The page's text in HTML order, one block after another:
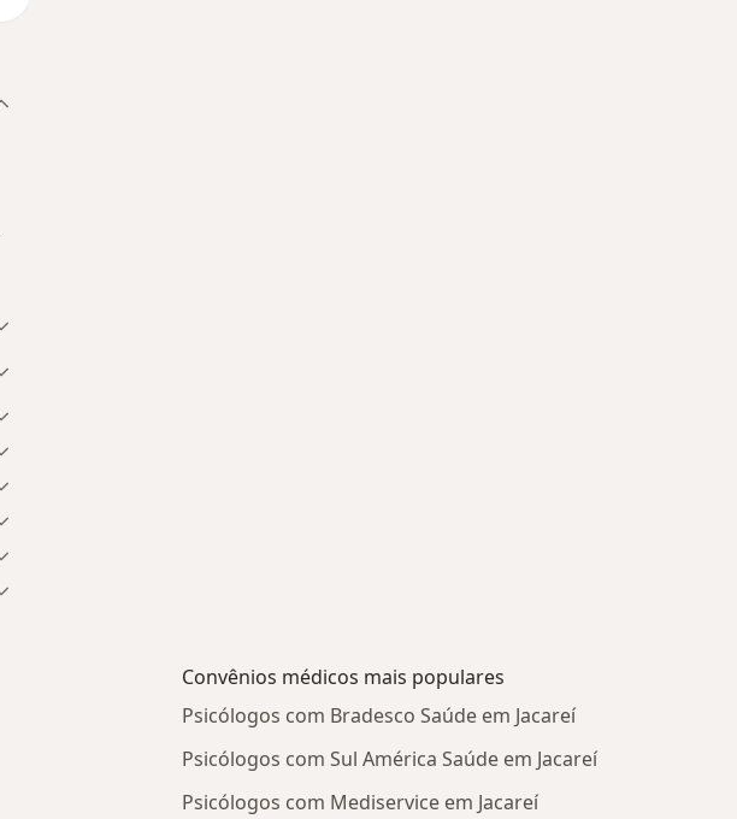
Convênios médicos mais populares
Psicólogos com Bradesco Saúde em Jacareí
Psicólogos com Sul América Saúde em Jacareí
Psicólogos com Mediservice em Jacareí